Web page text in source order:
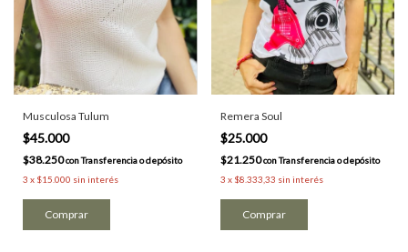
Musculosa Tulum
$45.000
$38.250conTransferencia o depósito
3 x $15.000 sin interés
Comprar
Remera Soul
$25.000
$21.250conTransferencia o depósito
3 x $8.333,33 sin interés
Comprar